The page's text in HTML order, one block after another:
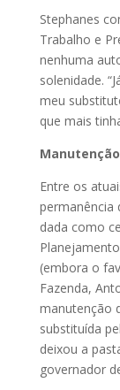
Stephanes
Trabalho e
nenhuma
solenidade.
meu
que mais
Manutenção
Entre os
permanência
dada como
(embora o
Fazenda,
manutenção
substituída
deixou a
governador